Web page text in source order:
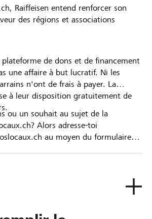
Raiffeisen entend renforcer son
des régions et associations
plateforme de dons et de financement
une affaire à but lucratif. Ni les
n'ont de frais à payer. La
à leur disposition gratuitement de
ou un souhait au sujet de la
Alors adresse-toi
au moyen du formulaire